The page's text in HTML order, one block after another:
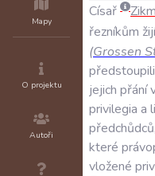
Mapy
O projektu
Autoři
Císař
řezníkům
(Grossen
předstoupili
jejich přání
privilegia a
předchůdců
které
vložené